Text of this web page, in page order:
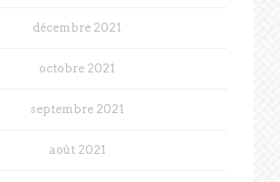
décembre 2021
octobre 2021
septembre 2021
août 2021